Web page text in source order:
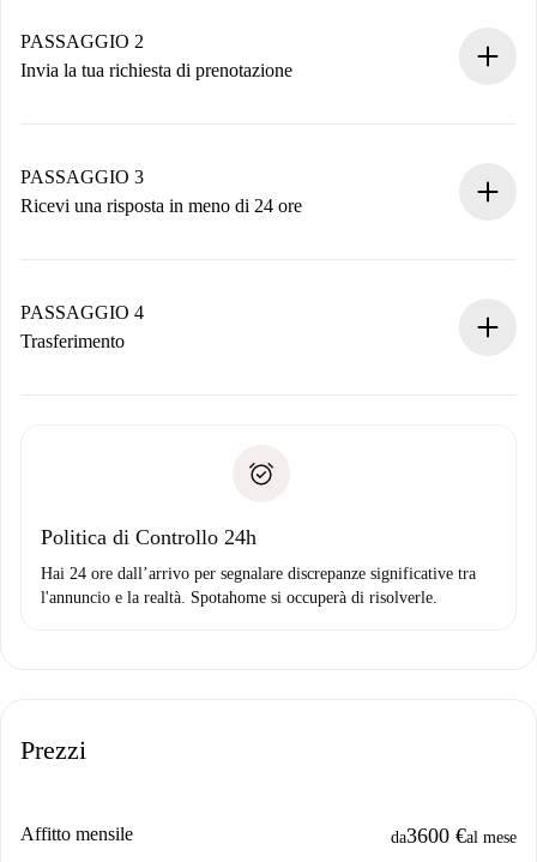
Hai tutte le informazioni necessarie in anticipo.
PASSAGGIO 2
Invia la tua richiesta di prenotazione
non accetta.
PASSAGGIO 3
Ricevi una risposta in meno di 24 ore
contatto con il proprietario.
Se rifiutata: non ti addebiteremo nulla e ti proporremo
Domiciliazione del pagamento
PASSAGGIO 4
Trasferimento
solo se non segnali problemi.
Politica di Controllo 24h
Hai 24 ore dall’arrivo per segnalare discrepanze significative tra
l'annuncio e la realtà. Spotahome si occuperà di risolverle.
Prezzi
Affitto mensile da3600 €al mese